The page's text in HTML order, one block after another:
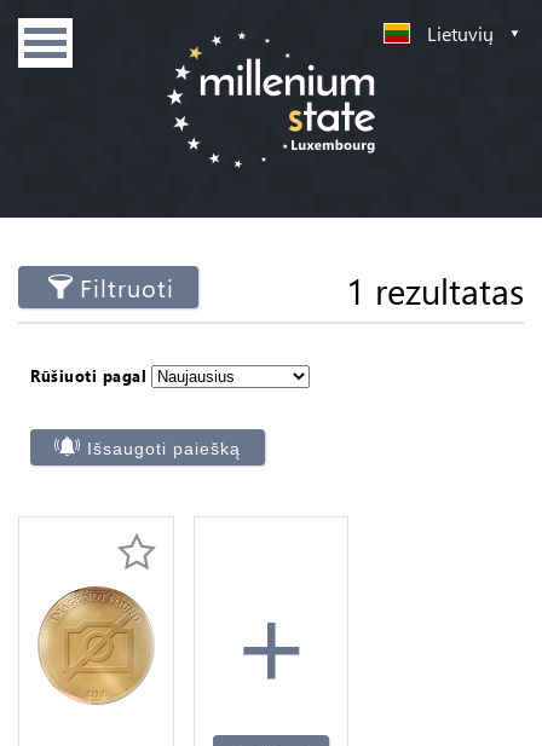
Lietuvių
Filtruoti 1 rezultatas
Rūšiuoti pagal
Išsaugoti paiešką
+